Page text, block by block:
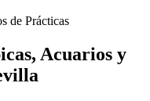
de Prácticas
Acuarios y